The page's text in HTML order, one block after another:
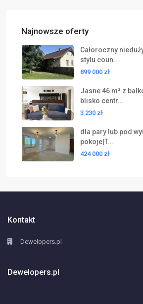
Najnowsze oferty
Całoroczny
stylu coun...
899 000 zł
Jasne 46 m² z
blisko centr...
3 230 zł
dla pary lub pod
pokoje|T...
424 000 zł
Kontakt
Dewelopers.pl
Dewelopers.pl